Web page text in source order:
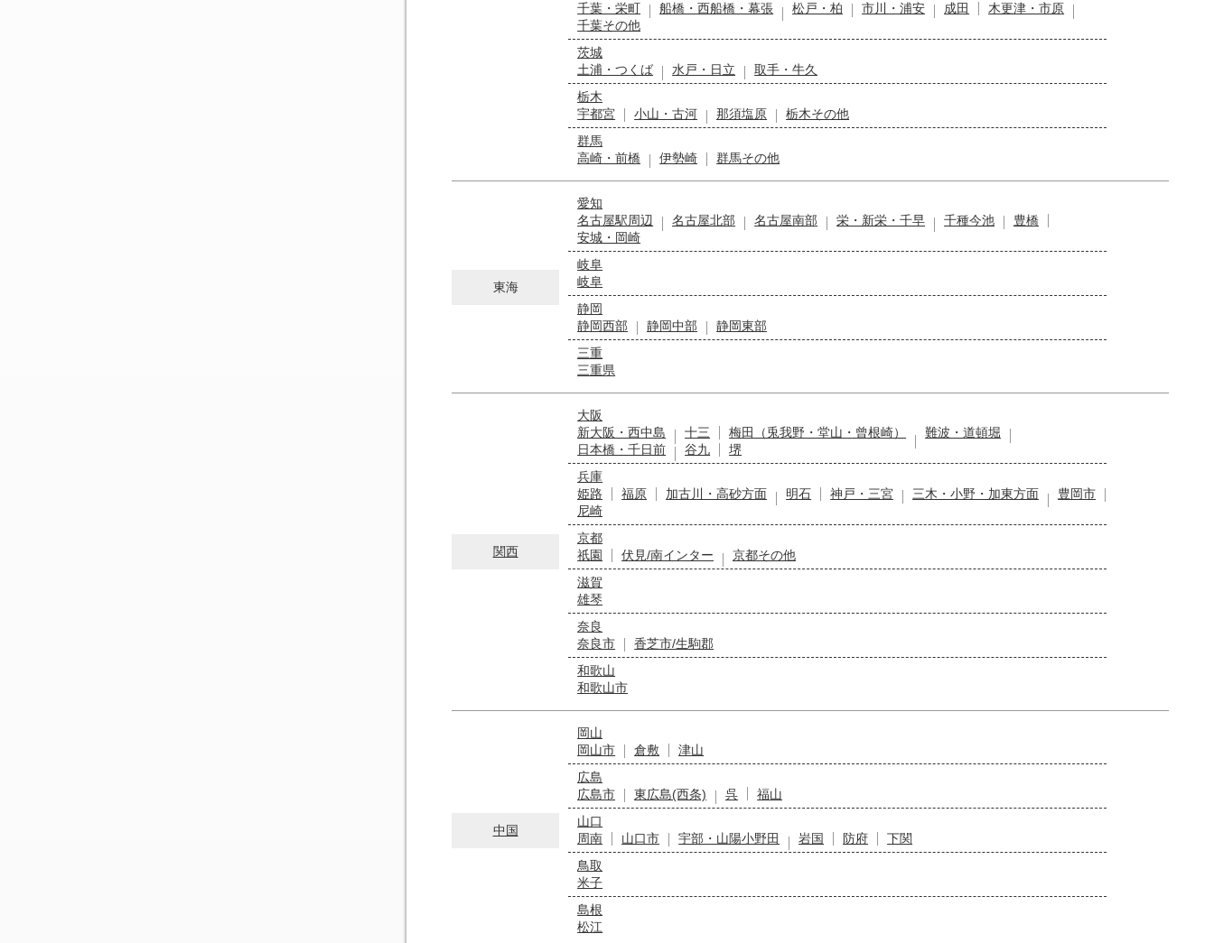
千葉・栄町
船橋・西船橋・幕張 松戸・柏 市川・浦安 成田
木更津・市原
千葉その他
茨城
土浦・つくば
水戸・日立
取手・牛久
栃木
宇都宮
小山・古河 那須塩原
栃木その他
群馬
高崎・前橋
伊勢崎 群馬その他
東海
愛知
名古屋駅周辺
名古屋北部 名古屋南部 栄・新栄・千早 千種今池
豊橋
安城・岡崎
岐阜
岐阜
静岡
静岡西部
静岡中部
静岡東部
三重
三重県
関西
大阪
新大阪・西中島
十三 梅田（兎我野・堂山・曾根崎）
難波・道頓堀
日本橋・千日前
谷九
堺
兵庫
姫路
福原 加古川・高砂方面 明石 神戸・三宮 三木・小野・加東方面
豊岡市
尼崎
京都
祇園
伏見/南インター
京都その他
滋賀
雄琴
奈良
奈良市
香芝市/生駒郡
和歌山
和歌山市
中国
岡山
岡山市
倉敷
津山
広島
広島市
東広島(西条) 呉
福山
山口
周南
山口市 宇部・山陽小野田 岩国 防府
下関
鳥取
米子
島根
松江